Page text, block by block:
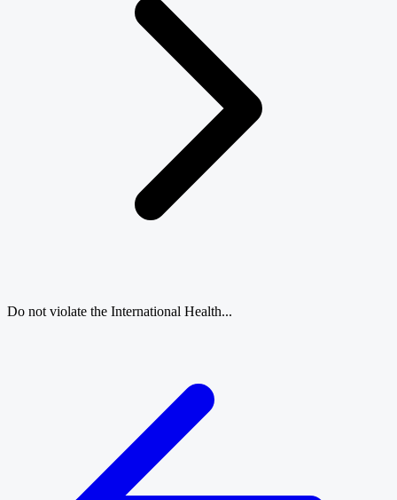
Do not violate the International Health...